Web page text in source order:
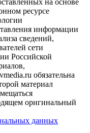
на основе
ресурсе
информации
сведений,
сети
Российской
обязательна
материал
оригинальный
данных